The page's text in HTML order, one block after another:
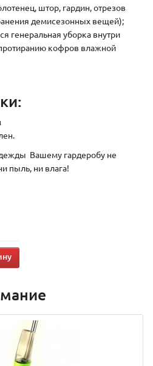
штор, гардин, отрезов
демисезонных вещей);
генеральная уборка внутри
кофров влажной
Вашему гардеробу не
пыль, ни влага!